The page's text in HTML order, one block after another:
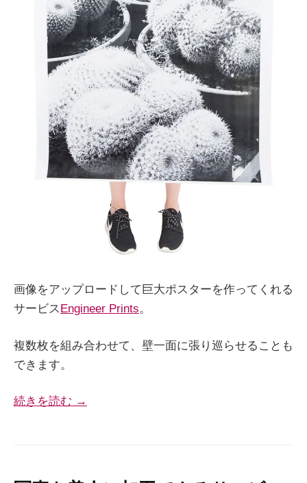
画像をアップロードして巨大ポスターを作ってくれる
サービス Engineer Prints。
複数枚を組み合わせて、壁一面に張り巡らせることも
できます。
続きを読む →